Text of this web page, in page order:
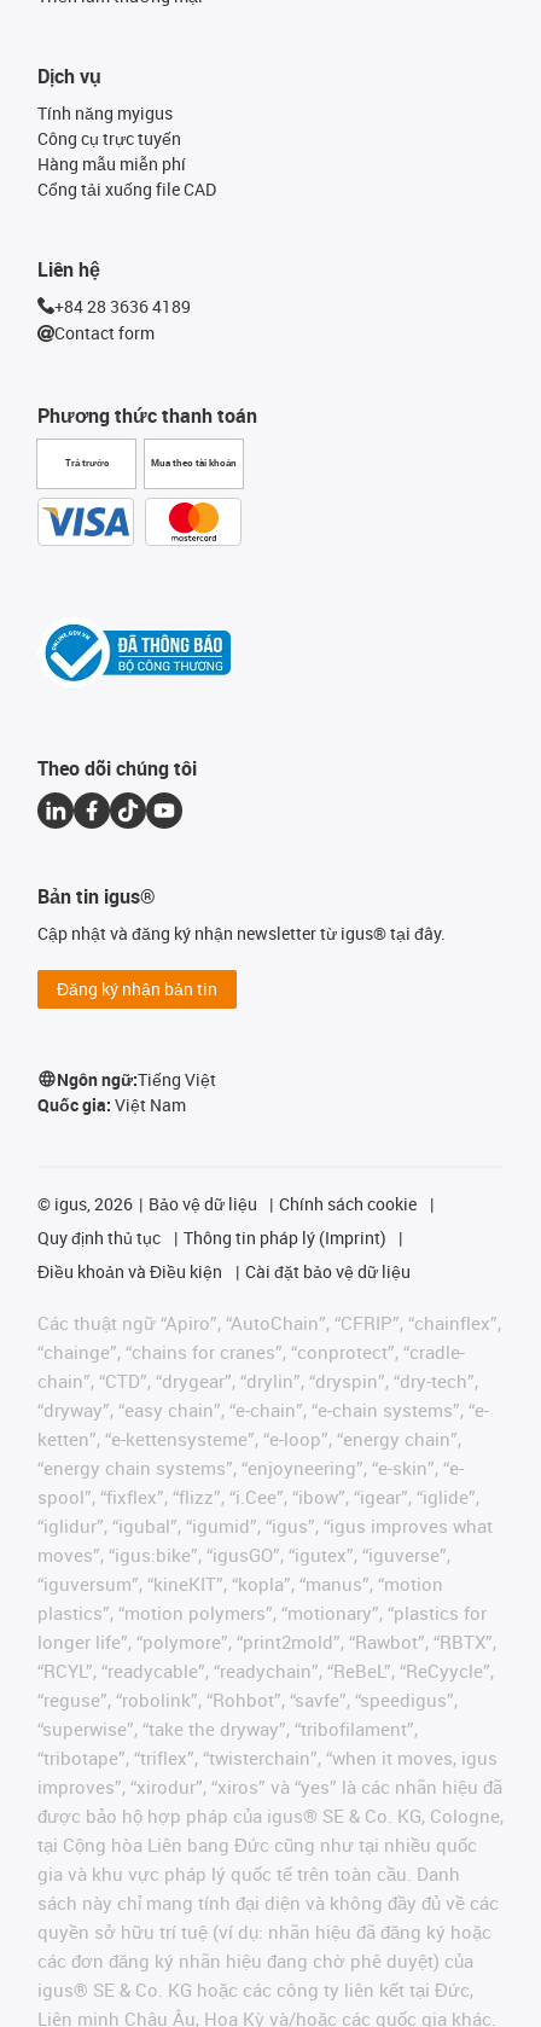
Phương thức thanh toán
Trả trước Mua theo tài khoản
Dịch vụ
Tính năng myigus
Công cụ trực tuyến
Hàng mẫu miễn phí
Cổng tải xuống file CAD
Liên hệ
+84 28 3636 4189
Contact form
Theo dõi chúng tôi
Bản tin igus®
Cập nhật và đăng ký nhận newsletter từ igus® tại đây.
Đăng ký nhận bản tin
Ngôn ngữ:Tiếng Việt
Quốc gia: Việt Nam
© igus, 2026 Bảo vệ dữ liệu
Chính sách cookie
Quy định thủ tục
Thông tin pháp lý (Imprint)
Điều khoản và Điều kiện
Cài đặt bảo vệ dữ liệu
Các thuật ngữ “Apiro”, “AutoChain”, “CFRIP”, “chainflex”,
“chainge”, “chains for cranes”, “conprotect”, “cradle-
chain”, “CTD”, “drygear”, “drylin”, “dryspin”, “dry-tech”,
“dryway”, “easy chain”, “e-chain”, “e-chain systems”, “e-
ketten”, “e-kettensysteme”, “e-loop”, “energy chain”,
“energy chain systems”, “enjoyneering”, “e-skin”, “e-
spool”, “fixflex”, “flizz”, “i.Cee”, “ibow”, “igear”, “iglide”,
“iglidur”, “igubal”, “igumid”, “igus”, “igus improves what
moves”, “igus:bike”, “igusGO”, “igutex”, “iguverse”,
“iguversum”, “kineKIT”, “kopla”, “manus”, “motion
plastics”, “motion polymers”, “motionary”, “plastics for
longer life”, “polymore”, “print2mold”, “Rawbot”, “RBTX”,
“RCYL”, “readycable”, “readychain”, “ReBeL”, “ReCyycle”,
“reguse”, “robolink”, “Rohbot”, “savfe”, “speedigus”,
“superwise”, “take the dryway”, “tribofilament”,
“tribotape”, “triflex”, “twisterchain”, “when it moves, igus
improves”, “xirodur”, “xiros” và “yes” là các nhãn hiệu đã
được bảo hộ hợp pháp của igus® SE & Co. KG, Cologne,
tại Cộng hòa Liên bang Đức cũng như tại nhiều quốc
gia và khu vực pháp lý quốc tế trên toàn cầu. Danh
sách này chỉ mang tính đại diện và không đầy đủ về các
quyền sở hữu trí tuệ (ví dụ: nhãn hiệu đã đăng ký hoặc
các đơn đăng ký nhãn hiệu đang chờ phê duyệt) của
igus® SE & Co. KG hoặc các công ty liên kết tại Đức,
Liên minh Châu Âu, Hoa Kỳ và/hoặc các quốc gia khác.